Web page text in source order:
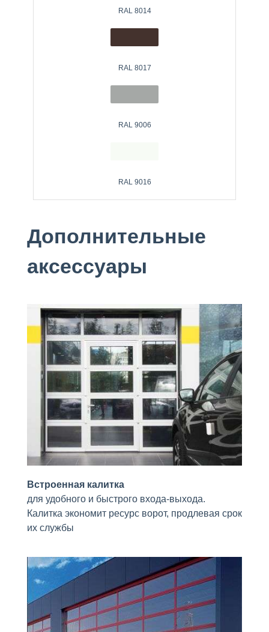
RAL 8014
RAL 8017
RAL 9006
RAL 9016
Дополнительные
аксессуары
Встроенная калитка
для удобного и быстрого входа-выхода.
Калитка экономит ресурс ворот, продлевая срок
их службы